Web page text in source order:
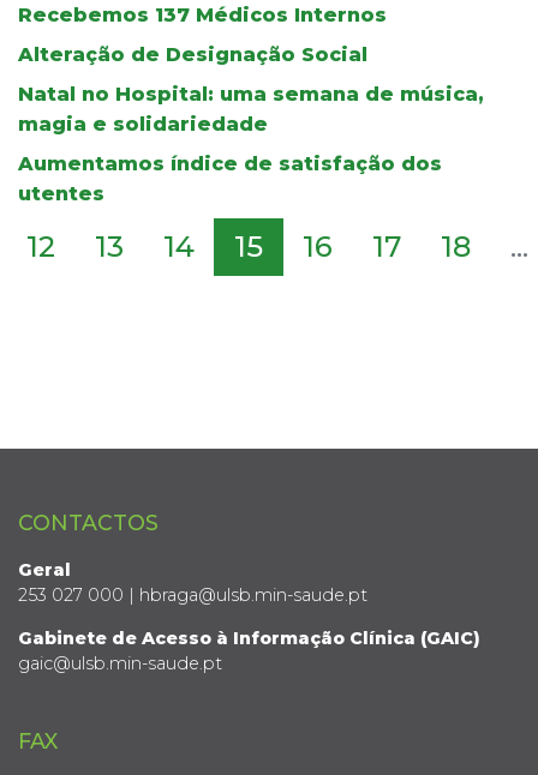
Recebemos 137 Médicos Internos
Alteração de Designação Social
Natal no Hospital: uma semana de música,
magia e solidariedade
Aumentamos índice de satisfação dos
utentes
12 13 14 15 16 17 18 ...
CONTACTOS
Geral
253 027 000 | hbraga@ulsb.min-saude.pt
Gabinete de Acesso à Informação Clínica (GAIC)
gaic@ulsb.min-saude.pt
FAX